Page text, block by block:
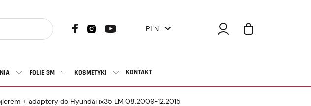
PLN
FOLIE 3M KOSMETYKI KONTAKT
+ adaptery do Hyundai ix35 LM 08.2009-12.2015